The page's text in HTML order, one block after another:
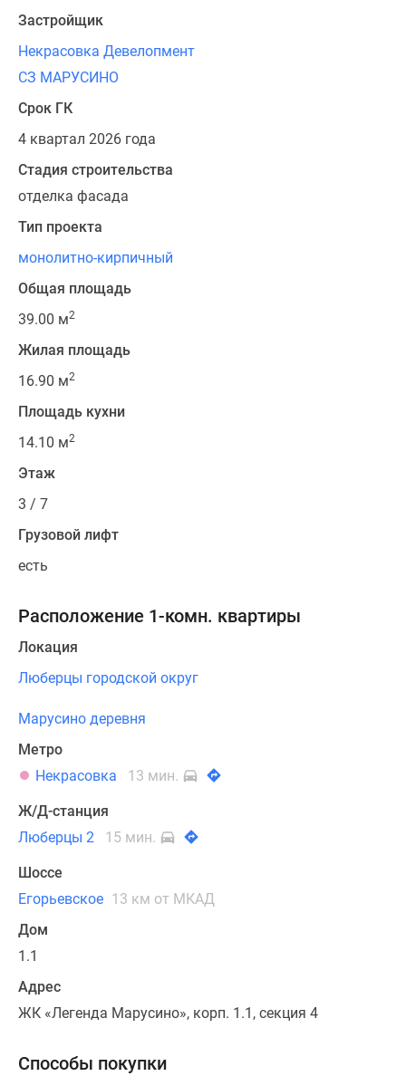
Застройщик
Некрасовка Девелопмент
СЗ МАРУСИНО
Срок ГК
4 квартал 2026 года
Стадия строительства
отделка фасада
Тип проекта
монолитно-кирпичный
Общая площадь
39.00 м2
Жилая площадь
16.90 м2
Площадь кухни
14.10 м2
Этаж
3 / 7
Грузовой лифт
есть
Расположение 1-комн. квартиры
Локация
Люберцы городской округ
Марусино деревня
Метро
Некрасовка
13 мин.
Ж/Д-станция
Люберцы 2
15 мин.
Шоссе
Егорьевское 13 км от МКАД
Дом
1.1
Адрес
ЖК «Легенда Марусино», корп. 1.1, секция 4
Способы покупки